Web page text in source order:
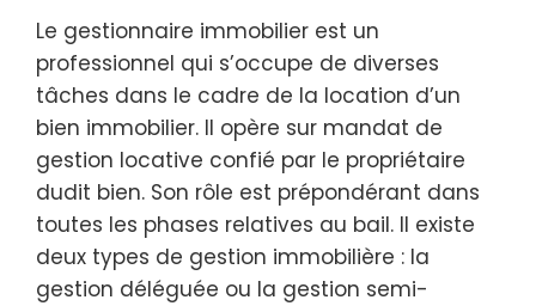
Le gestionnaire immobilier est un
professionnel qui s’occupe de diverses
tâches dans le cadre de la location d’un
bien immobilier. Il opère sur mandat de
gestion locative confié par le propriétaire
dudit bien. Son rôle est prépondérant dans
toutes les phases relatives au bail. Il existe
deux types de gestion immobilière : la
gestion déléguée ou la gestion semi-